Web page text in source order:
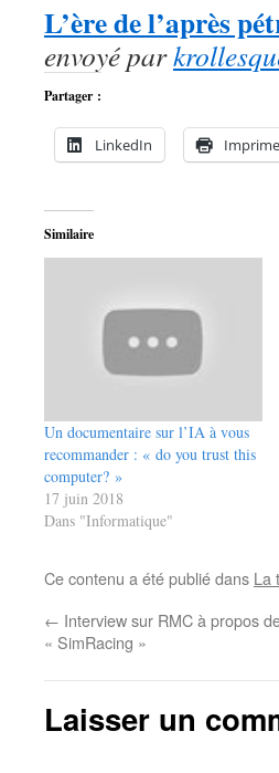
L’ère de l’après
envoyé par
Partager :
LinkedIn
Similaire
Un documentaire sur l’IA à vous
recommander : « do you trust this
computer? »
17 juin 2018
Dans "Informatique"
Ce contenu a été publié dans La
← Interview sur RMC à propos
« SimRacing »
Laisser un